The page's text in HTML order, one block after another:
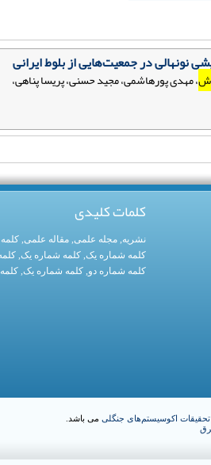
نونهالی در جمعیت‌هایی از بلوط ایرانی
، مهدی پورهاشمی، مجید حسنی، پریسا پناهی،
کلمات کلیدی
نشریه, مجله علمی, مقاله علمی,
کلمه شماره یک, کلمه شماره یک,
کلمه شماره دو, کلمه شماره یک,
اکوسیستم‌های جنگلی می باشد.